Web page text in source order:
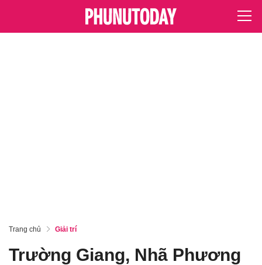
Trang chủ Giải trí
Trường Giang, Nhã Phương